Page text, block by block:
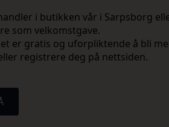
i butikken vår i Sarpsborg
som velkomstgave.
er gratis og uforpliktende å bli
registrere deg på nettsiden.